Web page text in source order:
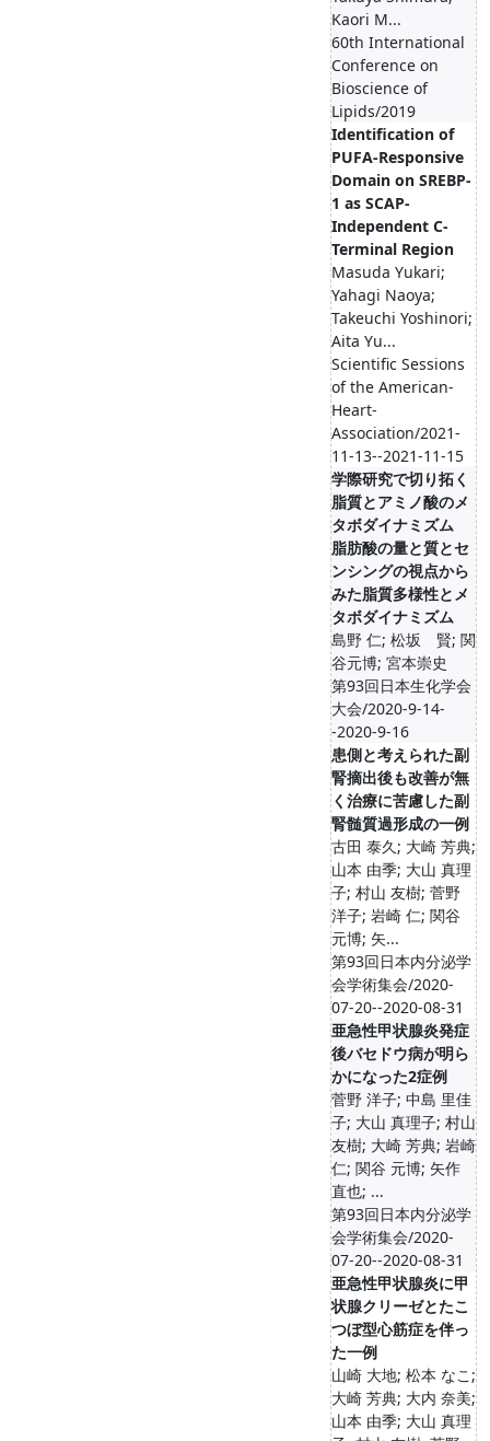
Kaori M...
60th International
Conference on
Bioscience of
Lipids/2019
Identification of
PUFA-Responsive
Domain on SREBP-
1 as SCAP-
Independent C-
Terminal Region
Masuda Yukari;
Yahagi Naoya;
Takeuchi Yoshinori;
Aita Yu...
Scientific Sessions
of the American-
Heart-
Association/2021-
11-13--2021-11-15
学際研究で切り拓く
脂質とアミノ酸のメ
タボダイナミズム
脂肪酸の量と質とセ
ンシングの視点から
みた脂質多様性とメ
タボダイナミズム
島野 仁; 松坂 賢; 関
谷元博; 宮本崇史
第93回日本生化学会
大会/2020-9-14-
-2020-9-16
患側と考えられた副
腎摘出後も改善が無
く治療に苦慮した副
腎髄質過形成の一例
古田 泰久; 大崎 芳典;
山本 由季; 大山 真理
子; 村山 友樹; 菅野
洋子; 岩崎 仁; 関谷
元博; 矢...
第93回日本内分泌学
会学術集会/2020-
07-20--2020-08-31
亜急性甲状腺炎発症
後バセドウ病が明ら
かになった2症例
菅野 洋子; 中島 里佳
子; 大山 真理子; 村山
友樹; 大崎 芳典; 岩崎
仁; 関谷 元博; 矢作
直也; ...
第93回日本内分泌学
会学術集会/2020-
07-20--2020-08-31
亜急性甲状腺炎に甲
状腺クリーゼとたこ
つぼ型心筋症を伴っ
た一例
山崎 大地; 松本 なこ;
大崎 芳典; 大内 奈美;
山本 由季; 大山 真理